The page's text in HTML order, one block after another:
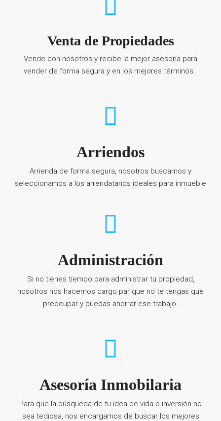
Venta de Propiedades
Vende con nosotros y recibe la mejor asesoría para
vender de forma segura y en los mejores términos.
Arriendos
Arrienda de forma segura, nosotros buscamos y
seleccionamos a los arrendatarios ideales para inmueble
Administración
Si no tienes tiempo para administrar tu propiedad,
nosotros nos hacemos cargo par que no te tengas que
preocupar y puedas ahorrar ese trabajo.
Asesoría Inmobilaria
Para que la búsqueda de tu idea de vida o inversión no
sea tediosa, nos encargamos de buscar los mejores